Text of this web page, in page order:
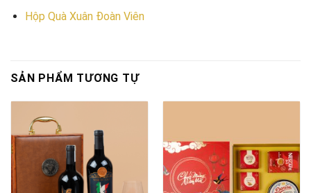
Hộp Quà Xuân Đoàn Viên
SẢN PHẨM TƯƠNG TỰ